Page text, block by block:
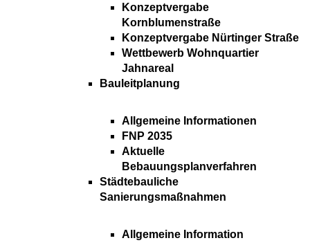
Konzeptvergabe
Kornblumenstraße
Konzeptvergabe Nürtinger Straße
Wettbewerb Wohnquartier
Jahnareal
Bauleitplanung
Allgemeine Informationen
FNP 2035
Aktuelle
Bebauungsplanverfahren
Städtebauliche
Sanierungsmaßnahmen
Allgemeine Information